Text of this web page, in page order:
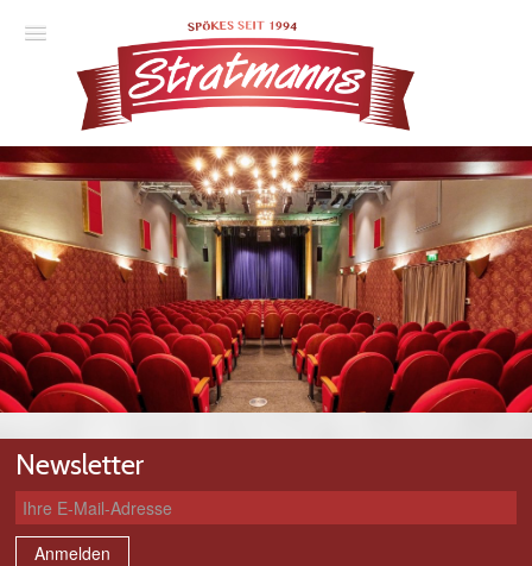
Spielplan
Essener Ehrendoktor
Unsere Komödien
Gastspiele
Gutscheine
Anmelden
Newsletter
Anmelden